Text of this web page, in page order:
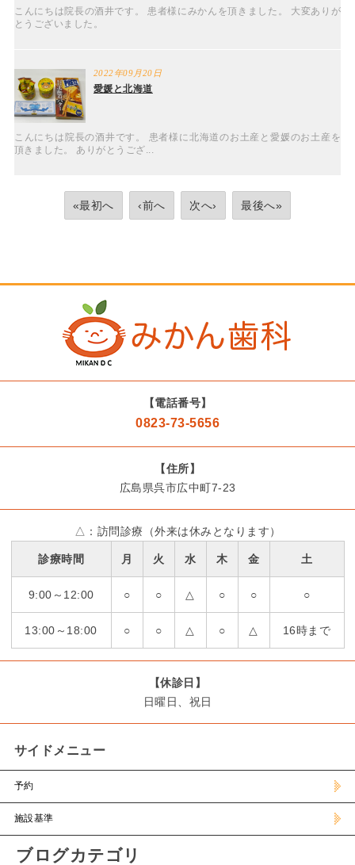
こんにちは院長の酒井です。 患者様にみかんを頂きました。 大変ありが
とうございました。
2022年09月20日
愛媛と北海道
こんにちは院長の酒井です。 患者様に北海道のお土産と愛媛のお土産を
頂きました。 ありがとうござ...
«最初へ ‹前へ 次へ› 最後へ»
【電話番号】
0823-73-5656
【住所】
広島県呉市広中町7-23
△：訪問診療（外来は休みとなります）
診療時間 月 火 水 木 金 土
9:00～12:00 ○ ○ △ ○ ○ ○
13:00～18:00 ○ ○ △ ○ △ 16時まで
【休診日】
日曜日、祝日
サイドメニュー
予約
施設基準
ブログカテゴリ